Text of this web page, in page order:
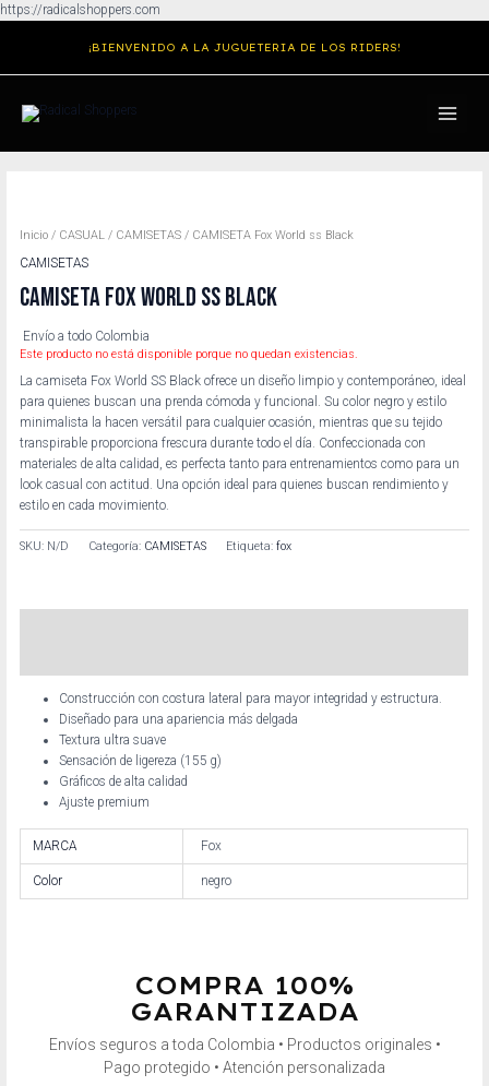
https://radicalshoppers.com
contenido
¡BIENVENIDO A LA JUGUETERIA DE LOS RIDERS!
MENU
Inicio / CASUAL / CAMISETAS / CAMISETA Fox World ss Black
CAMISETAS
CAMISETA FOX WORLD SS BLACK
Envío a todo Colombia
Este producto no está disponible porque no quedan existencias.
La camiseta Fox World SS Black ofrece un diseño limpio y contemporáneo, ideal
para quienes buscan una prenda cómoda y funcional. Su color negro y estilo
minimalista la hacen versátil para cualquier ocasión, mientras que su tejido
transpirable proporciona frescura durante todo el día. Confeccionada con
materiales de alta calidad, es perfecta tanto para entrenamientos como para un
look casual con actitud. Una opción ideal para quienes buscan rendimiento y
estilo en cada movimiento.
SKU: N/D Categoría: CAMISETAS Etiqueta:fox
Construcción con costura lateral para mayor integridad y estructura.
Diseñado para una apariencia más delgada
Textura ultra suave
Sensación de ligereza (155 g)
Gráficos de alta calidad
Ajuste premium
MARCA Fox
Color negro
COMPRA 100%
GARANTIZADA
Envíos seguros a toda Colombia • Productos originales •
Pago protegido • Atención personalizada